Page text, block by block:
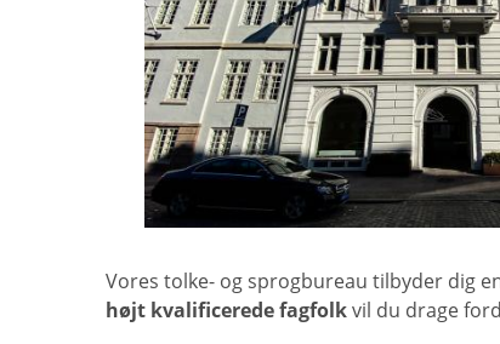
Vores tolke- og sprogbureau tilbyder dig
højt kvalificerede fagfolkvil du drage